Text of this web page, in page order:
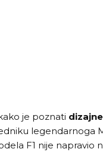
je poznati
legendarnoga
F1 nije napravio